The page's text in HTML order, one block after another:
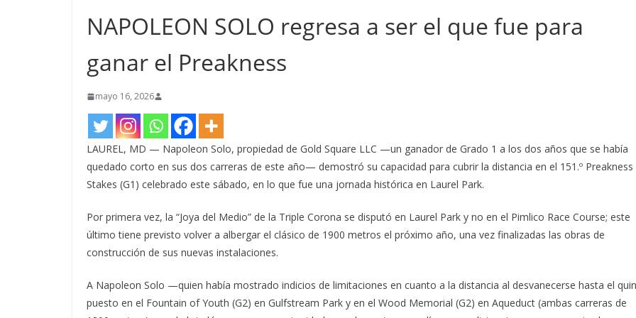
NAPOLEON SOLO regresa a ser el que fue para
ganar el Preakness
mayo 16, 2026
LAUREL, MD — Napoleon Solo, propiedad de Gold Square LLC —un ganador de Grado 1 a los dos años que se había
quedado corto en sus dos carreras de este año— demostró su capacidad para cubrir la distancia en el 151.º Preakness
Stakes (G1) celebrado este sábado, en lo que fue una jornada histórica en Laurel Park.
Por primera vez, la “Joya del Medio” de la Triple Corona se disputó en Laurel Park y no en el Pimlico Race Course; este
último tiene previsto volver a albergar el clásico de 1900 metros el próximo año, una vez finalizadas las obras de
construcción de sus nuevas instalaciones.
A Napoleon Solo —quien había mostrado indicios de limitaciones en cuanto a la distancia al desvanecerse hasta el
puesto en el Fountain of Youth (G2) en Gulfstream Park y en el Wood Memorial (G2) en Aqueduct (ambas carreras de